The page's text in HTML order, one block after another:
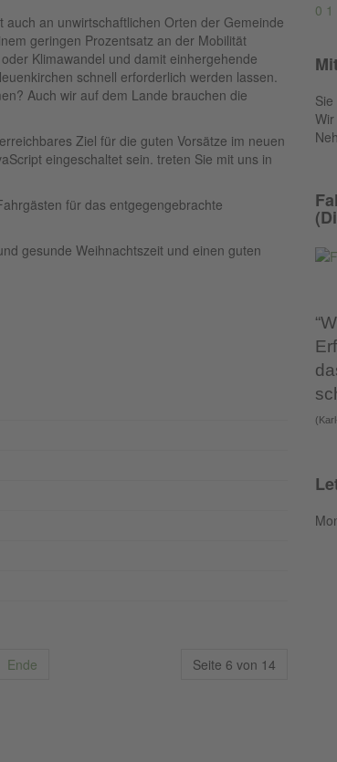
an unwirtschaftlichen Orten der Gemeinde
geringen Prozentsatz an der Mobilität
Klimawandel und damit einhergehende
schnell erforderlich werden lassen.
Auch wir auf dem Lande brauchen die
Ziel für die guten Vorsätze im neuen
eingeschaltet sein. treten Sie mit uns in
für das entgegengebrachte
gesunde Weihnachtszeit und einen guten
Seite 6 von 14
Ende
0 1